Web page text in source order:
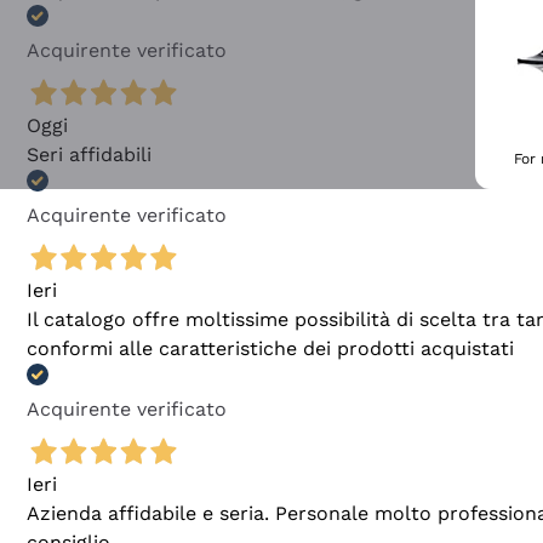
Acquirente verificato
Oggi
Seri affidabili
Acquirente verificato
Ieri
Il catalogo offre moltissime possibilità di scelta tra
conformi alle caratteristiche dei prodotti acquistati
Acquirente verificato
Ieri
Azienda affidabile e seria. Personale molto
For